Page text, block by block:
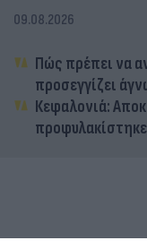
09.08.2026
Πώς πρέπει να
προσεγγίζει
Κεφαλονιά: